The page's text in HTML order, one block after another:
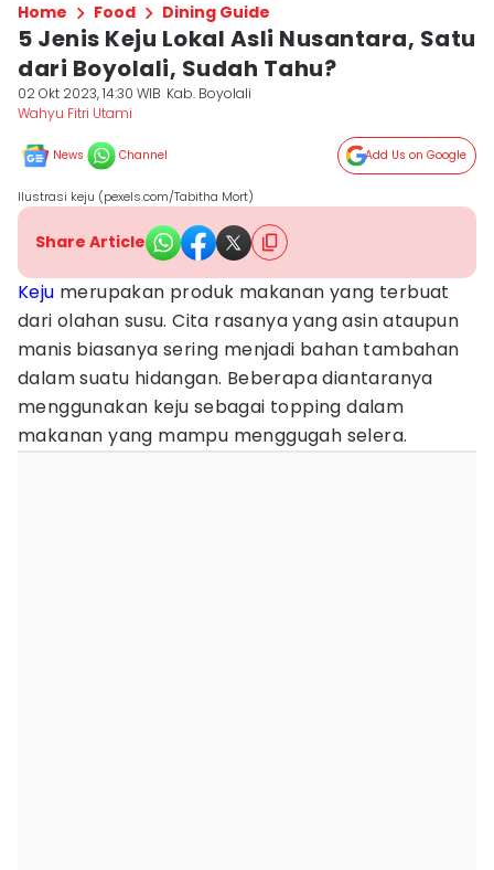
Home Food Dining Guide
5 Jenis Keju Lokal Asli Nusantara, Satu
dari Boyolali, Sudah Tahu?
02 Okt 2023, 14:30 WIB Kab. Boyolali
Wahyu Fitri Utami
News Channel Add Us on Google
Ilustrasi keju (pexels.com/Tabitha Mort)
Share Article
Keju merupakan produk makanan yang terbuat
dari olahan susu. Cita rasanya yang asin ataupun
manis biasanya sering menjadi bahan tambahan
dalam suatu hidangan. Beberapa diantaranya
menggunakan keju sebagai topping dalam
makanan yang mampu menggugah selera.